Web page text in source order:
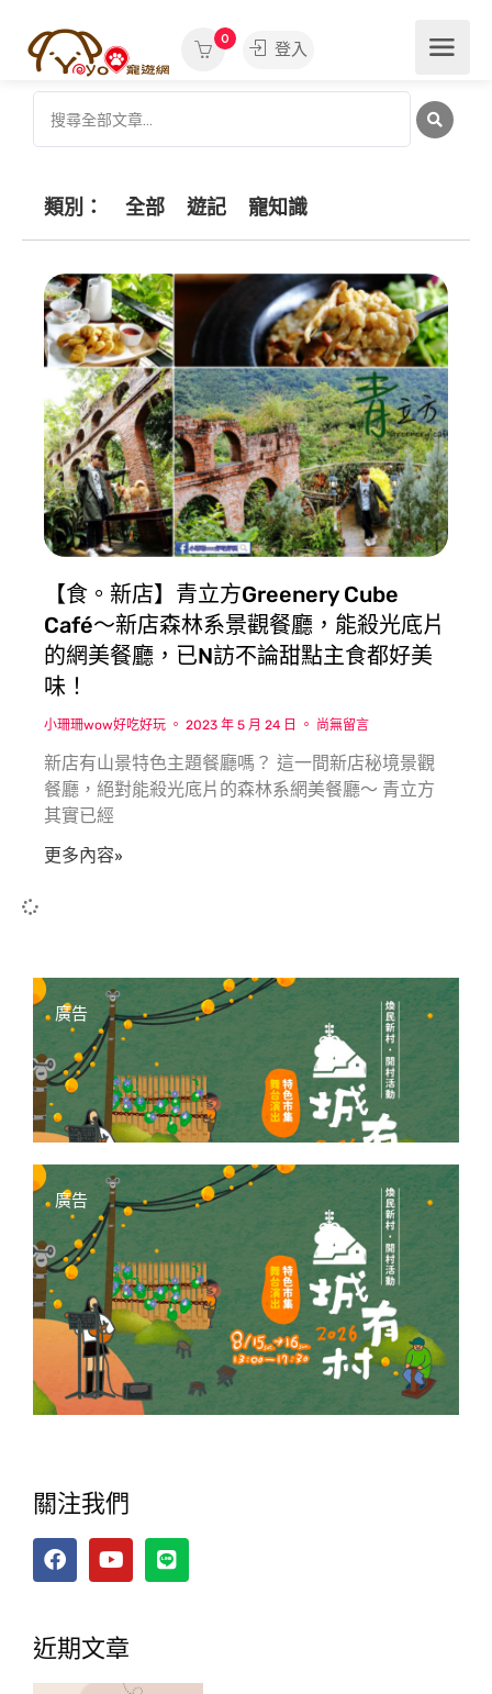
0
登入
類別： 全部 遊記 寵知識
【食。新店】青立方Greenery Cube
Café〜新店森林系景觀餐廳，能殺光底片
的網美餐廳，已N訪不論甜點主食都好美
味！
小珊珊wow好吃好玩 2023 年 5 月 24 日 尚無留言
新店有山景特色主題餐廳嗎？ 這一間新店秘境景觀
餐廳，絕對能殺光底片的森林系網美餐廳〜 青立方
其實已經
更多內容»
廣告
廣告
關注我們
近期文章